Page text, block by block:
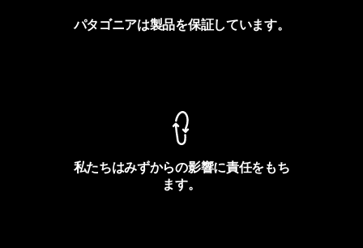
パタゴニアは製品を保証しています。
私たちはみずからの影響に責任をもち
ます。